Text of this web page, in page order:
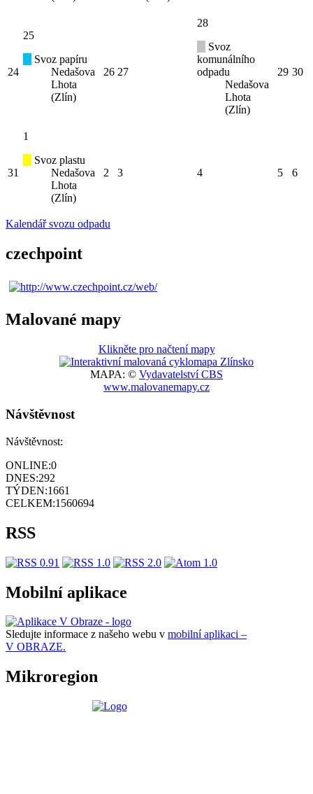
24
25
Svoz papíru
Nedašova
Lhota
(Zlín)
26 27
28
Svoz
komunálního
odpadu
Nedašova
Lhota
(Zlín)
29 30
31
1
Svoz plastu
Nedašova
Lhota
(Zlín)
2 3 4 5 6
Kalendář svozu odpadu
czechpoint
Malované mapy
Klikněte pro načtení mapy
MAPA: © Vydavatelství CBS
www.malovanemapy.cz
Návštěvnost
Návštěvnost:
ONLINE:0
DNES:292
TÝDEN:1661
CELKEM:1560694
RSS
Mobilní aplikace
Sledujte informace z našeho webu v mobilní aplikaci –
V OBRAZE.
Mikroregion